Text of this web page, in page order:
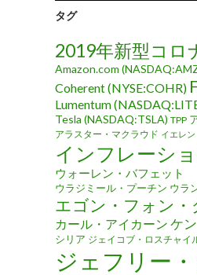
タグ
2019年新型コロ
Amazon.com
Coherent (NYSE:COHR)
Lumentum
Tesla (NASDAQ:TSLA) TPP
アラスター・マクラウド イエレン
インフレーシ
ウォーレン・バフェット
ウラジミール・プーチン ウラ
エゴン・フォン・
カール・アイカーン ケ
シリア ジェイコブ・ロスチャイ
ジェフリー